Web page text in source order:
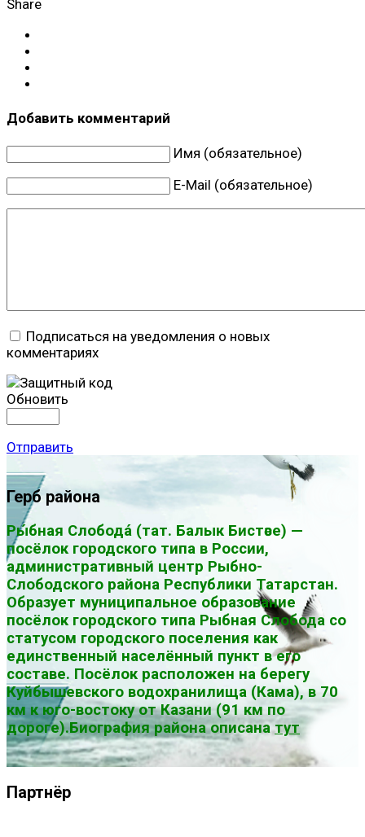
Share
Добавить комментарий
Имя (обязательное)
E-Mail (обязательное)
Подписаться на уведомления о новых
комментариях
Обновить
Отправить
Герб района
Ры́бная Слобода́ (тат. Балык Бистәсе) —
посёлок городского типа в России,
административный центр Рыбно-
Слободского района Республики Татарстан.
Образует муниципальное образование
посёлок городского типа Рыбная Слобода со
статусом городского поселения как
единственный населённый пункт в его
составе. Посёлок расположен на берегу
Куйбышевского водохранилища (Кама), в 70
км к юго-востоку от Казани (91 км по
дороге).Биография района описанатут
Партнёр